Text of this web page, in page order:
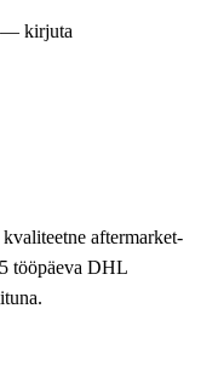
— kirjuta
aftermarket-
tööpäeva DHL